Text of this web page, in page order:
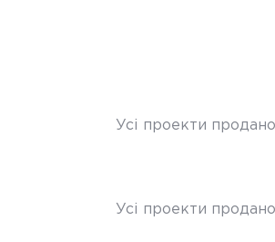
Усі проекти продано
Усі проекти продано